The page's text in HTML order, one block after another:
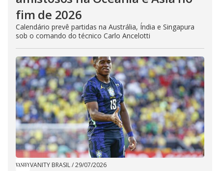
fim de 2026
Calendário prevê partidas na Austrália, Índia e Singapura
sob o comando do técnico Carlo Ancelotti
VANITY BRASIL/29/07/2026